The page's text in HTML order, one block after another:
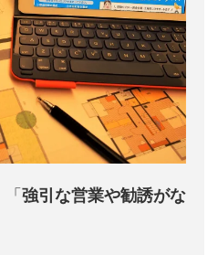
「強引な営業や勧誘がな